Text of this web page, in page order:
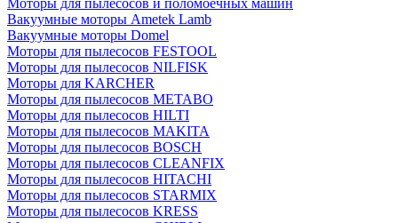
Моторы для пылесосов и поломоечных машин
Вакуумные моторы Ametek Lamb
Вакуумные моторы Domel
Моторы для пылесосов FESTOOL
Моторы для пылесосов NILFISK
Моторы для KARCHER
Моторы для пылесосов METABO
Моторы для пылесосов HILTI
Моторы для пылесосов MAKITA
Моторы для пылесосов BOSCH
Моторы для пылесосов CLEANFIX
Моторы для пылесосов HITACHI
Моторы для пылесосов STARMIX
Моторы для пылесосов KRESS